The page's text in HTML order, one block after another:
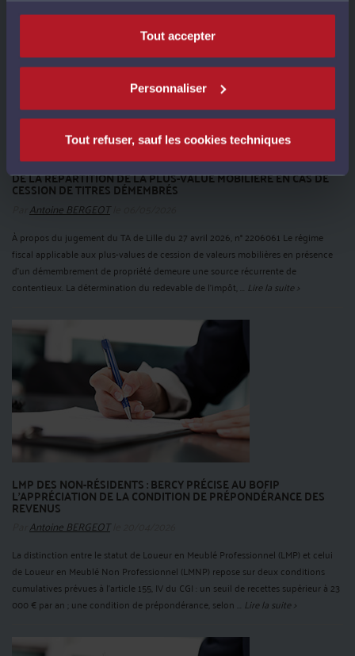
Tout accepter
Personnaliser
Tout refuser, sauf les cookies techniques
DE LA RÉPARTITION DE LA PLUS-VALUE MOBILIÈRE EN CAS DE
CESSION DE TITRES DÉMEMBRÉS
Antoine BERGEOTle 06/05/2026
À propos du jugement du TA de Lille du 27 avril 2026, n° 2206061 Le régime
fiscal applicable aux plus-values de cession de valeurs mobilières en présence
d’un démembrement de propriété demeure une source récurrente de
contentieux. La détermination du redevable de l’impôt, ... Lire la suite >
LMP DES NON-RÉSIDENTS : BERCY PRÉCISE AU BOFIP
L’APPRÉCIATION DE LA CONDITION DE PRÉPONDÉRANCE DES
REVENUS
Antoine BERGEOTle 20/04/2026
La distinction entre le statut de Loueur en Meublé Professionnel (LMP) et celui
de Loueur en Meublé Non Professionnel (LMNP) repose sur deux conditions
cumulatives prévues à l’article 155, IV du CGI : un seuil de recettes supérieur à 23
000 € par an ; une condition de prépondérance, selon ... Lire la suite >